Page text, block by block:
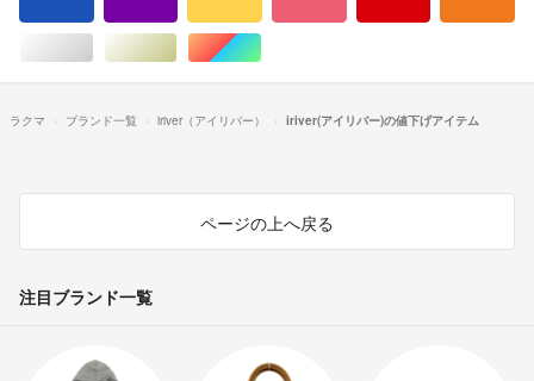
シルバー/銀色系ゴールド/金色系マルチカラー
ラクマ ブランド一覧 iriver（アイリバー） iriver(アイリバー)の値下げアイテム
ページの上へ戻る
注目ブランド一覧